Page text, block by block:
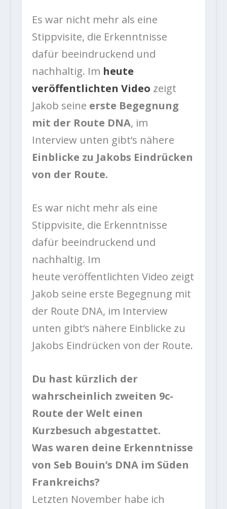
Es war nicht mehr als eine
Stippvisite, die Erkenntnisse
dafür beeindruckend und
nachhaltig. Im heute
veröffentlichten Video zeigt
Jakob seine erste Begegnung
mit der Route DNA, im
Interview unten gibt‘s nähere
Einblicke zu Jakobs Eindrücken
von der Route.
Es war nicht mehr als eine
Stippvisite, die Erkenntnisse
dafür beeindruckend und
nachhaltig. Im
heute veröffentlichten Video zeigt
Jakob seine erste Begegnung mit
der Route DNA, im Interview
unten gibt‘s nähere Einblicke zu
Jakobs Eindrücken von der Route.
Du hast kürzlich der
wahrscheinlich zweiten 9c-
Route der Welt einen
Kurzbesuch abgestattet.
Was waren deine Erkenntnisse
von Seb Bouin’s DNA im Süden
Frankreichs?
Letzten November habe ich